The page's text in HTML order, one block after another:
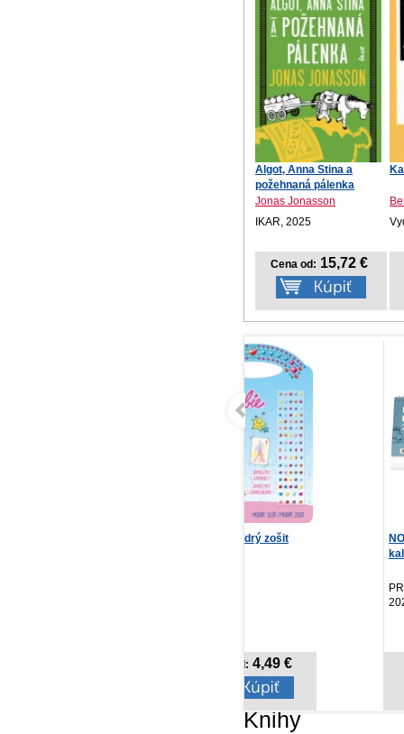
Algot, Anna Stina a
požehnaná pálenka
Jonas Jonasson
IKAR, 2025
Cena od: 15,72 €
NOTIQUE Stolový
Cena od:
Knihy